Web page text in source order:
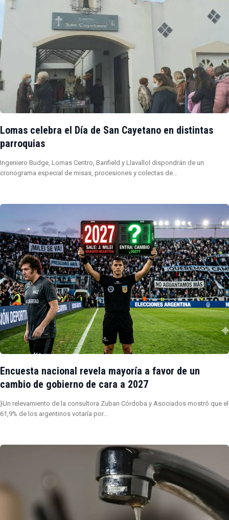
Lomas celebra el Día de San Cayetano en distintas
parroquias
Ingeniero Budge, Lomas Centro, Banfield y Llavallol dispondrán de un
cronograma especial de misas, procesiones y colectas de…
Encuesta nacional revela mayoría a favor de un
cambio de gobierno de cara a 2027
}Un relevamiento de la consultora Zuban Córdoba y Asociados mostró que el
61,9% de los argentinos votaría por…